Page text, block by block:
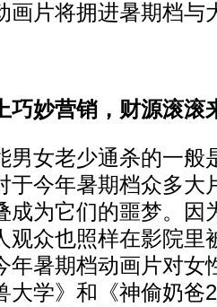
画片将拥进暑期档与
妙营销，财源滚滚
女老少通杀的一般
于今年暑期档众多大
成为它们的噩梦。因
观众也照样在影院里
年暑期档动画片对女
大学》和《神偷奶爸